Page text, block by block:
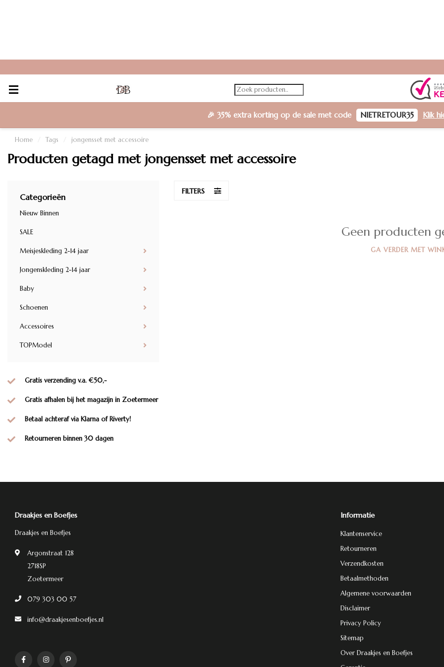
🎉 35% extra korting op de sale met code NIETRETOUR35 Klik
Home / Tags / jongensset met accessoire
Producten getagd met jongensset met accessoire
Categorieën
Nieuw Binnen
SALE
Meisjeskleding 2-14 jaar
Jongenskleding 2-14 jaar
Baby
Schoenen
Accessoires
TOPModel
Gratis verzending v.a. €50,-
Gratis afhalen bij het magazijn in Zoetermeer
Betaal achteraf via Klarna of Riverty!
Retourneren binnen 30 dagen
FILTERS
Geen producten
GA VERDER MET
Draakjes en Boefjes
Draakjes en Boefjes
Argonstraat 128
2718SP
Zoetermeer
079 303 00 57
info@draakjesenboefjes.nl
Informatie
Klantenservice
Retourneren
Verzendkosten
Betaalmethoden
Algemene voorwaarden
Disclaimer
Privacy Policy
Sitemap
Over Draakjes en Boefjes